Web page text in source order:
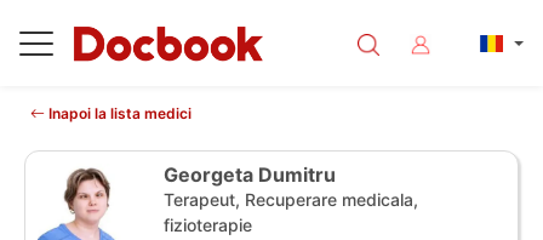
Inapoi la lista medici
Georgeta Dumitru
Terapeut, Recuperare medicala,
fizioterapie